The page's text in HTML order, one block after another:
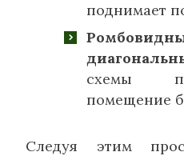
поднимает
схемы
помещение
Следуя этим